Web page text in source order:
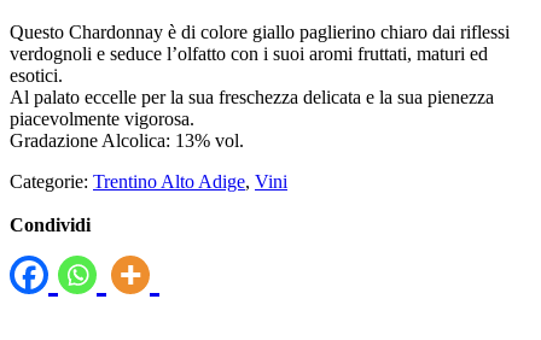
Questo Chardonnay è di colore giallo paglierino chiaro dai riflessi
verdognoli e seduce l’olfatto con i suoi aromi fruttati, maturi ed
esotici.
Al palato eccelle per la sua freschezza delicata e la sua pienezza
piacevolmente vigorosa.
Gradazione Alcolica: 13% vol.
Categorie: Trentino Alto Adige, Vini
Condividi